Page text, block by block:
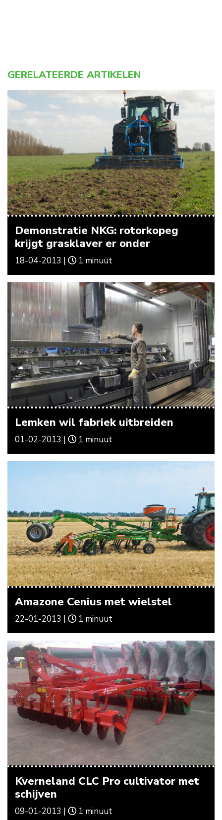
GERELATEERDE ARTIKELEN
Demonstratie NKG: rotorkopeg
krijgt grasklaver er onder
18-04-2013 | 1 minuut
Lemken wil fabriek uitbreiden
01-02-2013 | 1 minuut
Amazone Cenius met wielstel
22-01-2013 | 1 minuut
Kverneland CLC Pro cultivator met
schijven
09-01-2013 | 1 minuut